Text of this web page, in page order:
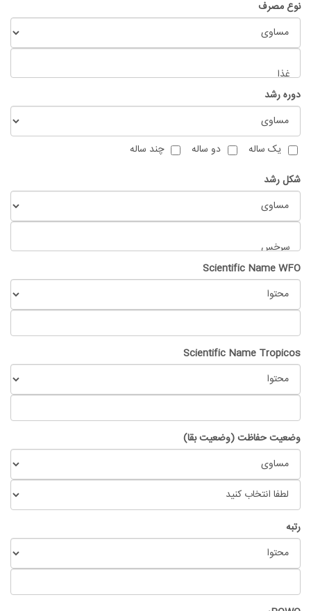
نوع مصرف
دوره رشد
یک ساله دو ساله
چند ساله
شکل رشد
Scientific Name WFO
Scientific Name Tropicos
وضعیت حفاظت (وضعیت بقا)
رتبه